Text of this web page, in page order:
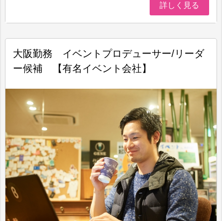
詳しく見る
大阪勤務 イベントプロデューサー/リーダ
ー候補 【有名イベント会社】